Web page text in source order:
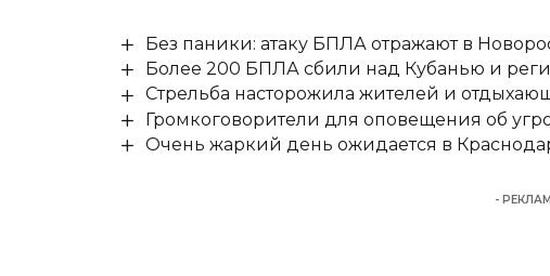
Без паники: атаку БПЛА отражают в
Более 200 БПЛА сбили над Кубанью и
Стрельба насторожила жителей и
Громкоговорители для оповещения об
Очень жаркий день ожидается в
-